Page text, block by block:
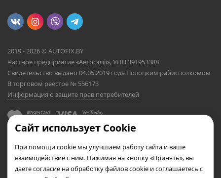
2019 - 2026 © AUTOFIX.BY
Частное предприятие «Автосэлф», УНП 391953388
Свидетельство выдано 04.05.2019 года Полоцким райисполкомом
В торговом реестре № 556173
Информация о защите прав потребителей
Сайт использует Cookie
При помощи cookie мы улучшаем работу сайта и ваше
взаимодействие с ним. Нажимая на кнопку «Принять», вы
даете согласие на обработку файлов cookie и соглашаетесь с